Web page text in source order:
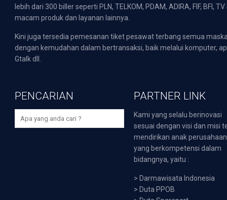
lebih dari 300 biller seperti PLN, TELKOM, PDAM, ADIRA, FIF,
macam produk dan layanan lainnya.
Kini juga tersedia pemesanan tiket pesawat terbang semua
dengan kemudahan dalam bertransaksi, baik melalui komputer,
Gtalk dll.
PENCARIAN PARTNER LINK
Kami yang selalu berinovasi
sesuai dengan visi dan misi
mendirikan anak perusahaan
yang berkompetensi dalam
bidangnya, yaitu :
> Darmawisata Indonesia
> Duta PPOB